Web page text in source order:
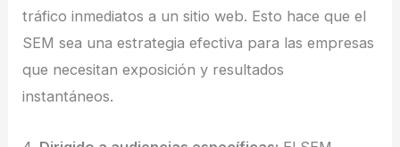
tráfico inmediatos a un sitio web. Esto hace que el
SEM sea una estrategia efectiva para las empresas
que necesitan exposición y resultados
instantáneos.